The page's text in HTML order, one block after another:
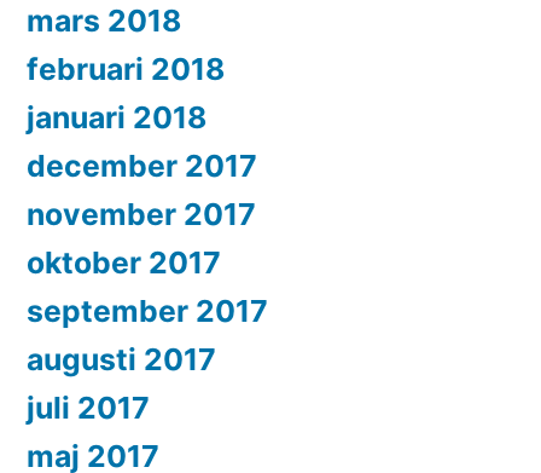
mars 2018
februari 2018
januari 2018
december 2017
november 2017
oktober 2017
september 2017
augusti 2017
juli 2017
maj 2017